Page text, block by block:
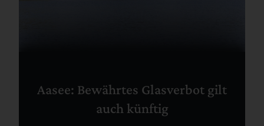
Aasee: Bewährtes Glasverbot gilt
auch künftig